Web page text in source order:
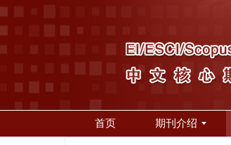
首页 期刊介绍